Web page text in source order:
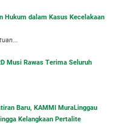
Hukum dalam Kasus Kecelakaan
Musi Rawas Terima Seluruh
Baru, KAMMI MuraLinggau
Kelangkaan Pertalite